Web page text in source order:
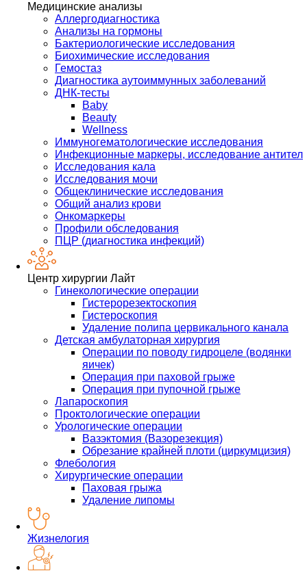
Медицинские анализы
Аллергодиагностика
Анализы на гормоны
Бактериологические исследования
Биохимические исследования
Гемостаз
Диагностика аутоиммунных заболеваний
ДНК-тесты
Baby
Beauty
Wellness
Иммуногематологические исследования
Инфекционные маркеры, исследование антител
Исследования кала
Исследования мочи
Общеклинические исследования
Общий анализ крови
Онкомаркеры
Профили обследования
ПЦР (диагностика инфекций)
Центр хирургии Лайт
Гинекологические операции
Гистерорезектоскопия
Гистероскопия
Удаление полипа цервикального канала
Детская амбулаторная хирургия
Операции по поводу гидроцеле (водянки
яичек)
Операция при паховой грыже
Операция при пупочной грыже
Лапароскопия
Проктологические операции
Урологические операции
Вазэктомия (Вазорезекция)
Обрезание крайней плоти (циркумцизия)
Флебология
Хирургические операции
Паховая грыжа
Удаление липомы
Жизнелогия